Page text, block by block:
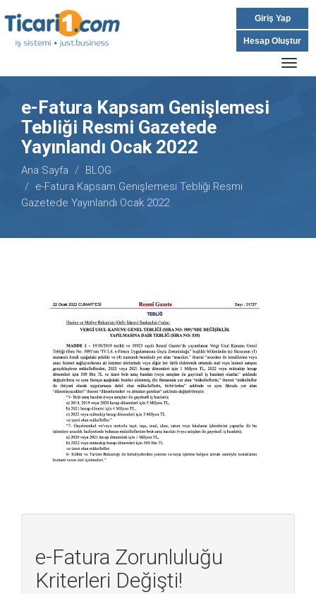
e-Fatura Kapsam Genişlemesi
Tebliği Resmi Gazetede
Yayınlandı Ocak 2022
Ana Sayfa
BLOG
e-Fatura Kapsam Genişlemesi Tebliği Resmi
Gazetede Yayınlandı Ocak 2022
e-Fatura Zorunluluğu
Kriterleri Değişti!
Giriş Yap
Hesap Oluştur